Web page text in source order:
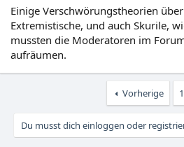
und hab mich um die Antwort
Einige Verschwörungstheorien
Extremistische, und auch Skurile,
mussten die Moderatoren im
aufräumen.
Vorherige 1
Du musst dich einloggen oder